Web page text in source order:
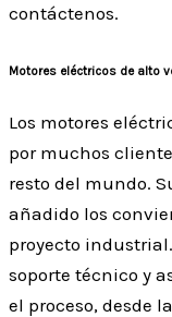
contáctenos.
Motores eléctricos de alto
Los motores
por muchos
resto del mundo.
añadido los
proyecto
soporte técnico y
el proceso, desde